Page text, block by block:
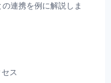
連携を例に解説しま
ス